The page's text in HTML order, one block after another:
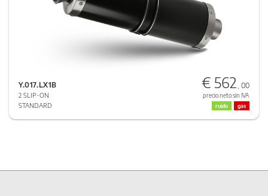
Y.017.LX1B
2 SLIP-ON
STANDARD
€ 562 , 00
precio neto sin IVA
ruido gas